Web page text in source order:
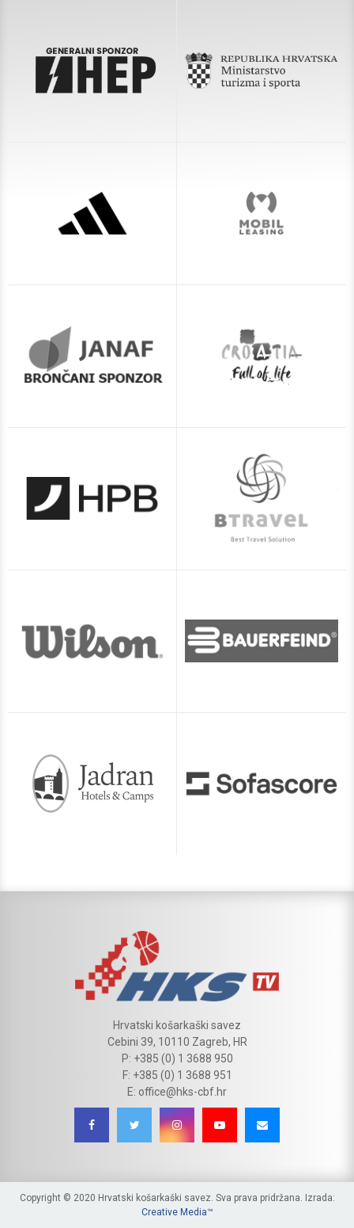
Hrvatski košarkaški savez
Cebini 39, 10110 Zagreb, HR
P: +385 (0) 1 3688 950
F: +385 (0) 1 3688 951
E: office@hks-cbf.hr
Copyright © 2020 Hrvatski košarkaški savez. Sva prava pridržana. Izrada:
Creative Media™